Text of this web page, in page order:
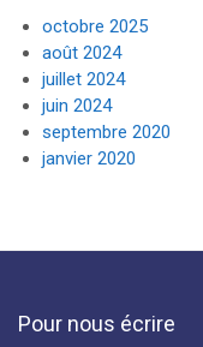
octobre 2025
août 2024
juillet 2024
juin 2024
septembre 2020
janvier 2020
Pour nous écrire